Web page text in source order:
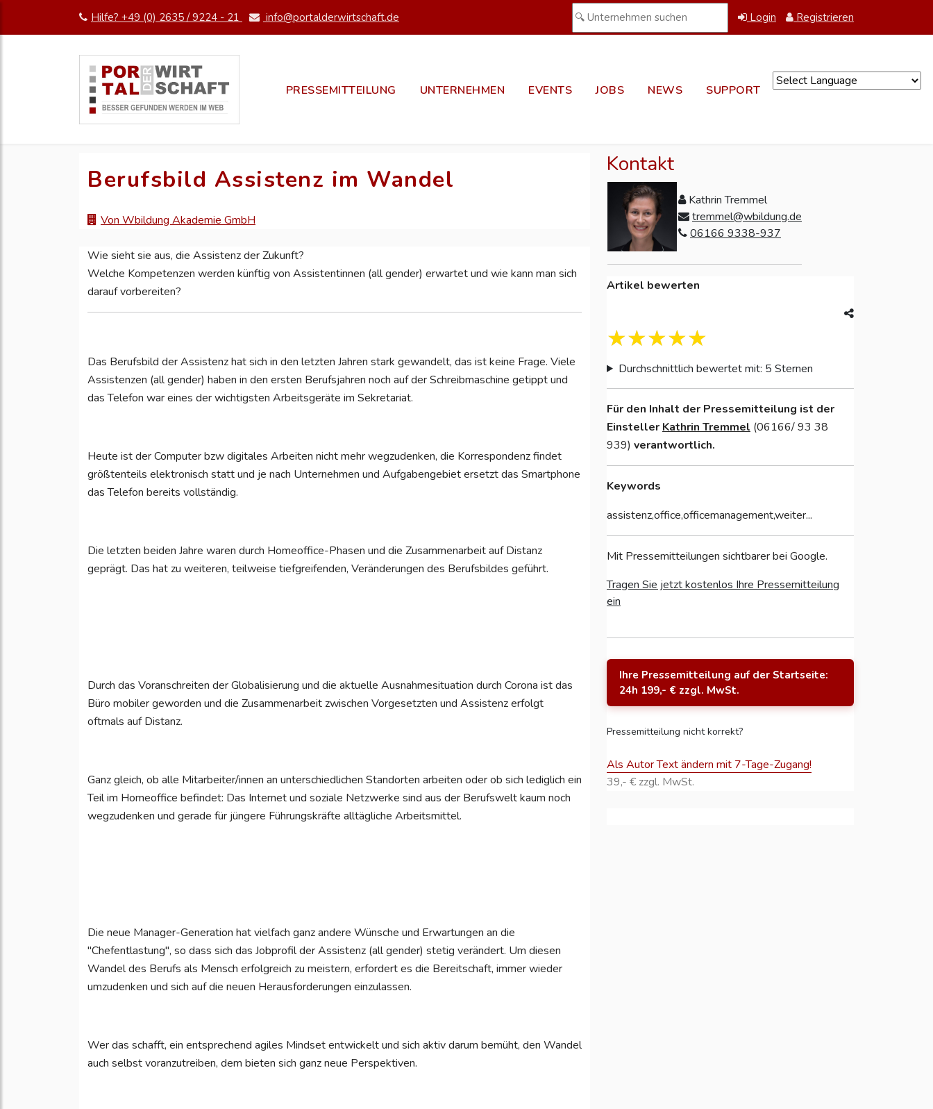
Hilfe? +49 (0) 2635 / 9224 - 21 info@portalderwirtschaft.de Login Registrieren
PRESSEMITTEILUNG UNTERNEHMEN EVENTS JOBS NEWS SUPPORT
Berufsbild Assistenz im Wandel
Von Wbildung Akademie GmbH
Wie sieht sie aus, die Assistenz der Zukunft?
Welche Kompetenzen werden künftig von Assistentinnen (all gender) erwartet und wie kann man sich
darauf vorbereiten?
Das Berufsbild der Assistenz hat sich in den letzten Jahren stark gewandelt, das ist keine Frage. Viele
Assistenzen (all gender) haben in den ersten Berufsjahren noch auf der Schreibmaschine getippt und
das Telefon war eines der wichtigsten Arbeitsgeräte im Sekretariat.
Heute ist der Computer bzw digitales Arbeiten nicht mehr wegzudenken, die Korrespondenz findet
größtenteils elektronisch statt und je nach Unternehmen und Aufgabengebiet ersetzt das Smartphone
das Telefon bereits vollständig.
Die letzten beiden Jahre waren durch Homeoffice-Phasen und die Zusammenarbeit auf Distanz
geprägt. Das hat zu weiteren, teilweise tiefgreifenden, Veränderungen des Berufsbildes geführt.
Durch das Voranschreiten der Globalisierung und die aktuelle Ausnahmesituation durch Corona ist das
Büro mobiler geworden und die Zusammenarbeit zwischen Vorgesetzten und Assistenz erfolgt
oftmals auf Distanz.
Ganz gleich, ob alle Mitarbeiter/innen an unterschiedlichen Standorten arbeiten oder ob sich lediglich ein
Teil im Homeoffice befindet: Das Internet und soziale Netzwerke sind aus der Berufswelt kaum noch
wegzudenken und gerade für jüngere Führungskräfte alltägliche Arbeitsmittel.
Die neue Manager-Generation hat vielfach ganz andere Wünsche und Erwartungen an die
"Chefentlastung", so dass sich das Jobprofil der Assistenz (all gender) stetig verändert. Um diesen
Wandel des Berufs als Mensch erfolgreich zu meistern, erfordert es die Bereitschaft, immer wieder
umzudenken und sich auf die neuen Herausforderungen einzulassen.
Wer das schafft, ein entsprechend agiles Mindset entwickelt und sich aktiv darum bemüht, den Wandel
auch selbst voranzutreiben, dem bieten sich ganz neue Perspektiven.
Kontakt
Kathrin Tremmel
tremmel@wbildung.de
06166 9338-937
Artikel bewerten
Durchschnittlich bewertet mit: 5 Sternen
Für den Inhalt der Pressemitteilung ist der
Einsteller Kathrin Tremmel (06166/ 93 38
939) verantwortlich.
Keywords
assistenz,office,officemanagement,weiter...
Mit Pressemitteilungen sichtbarer bei Google.
Tragen Sie jetzt kostenlos Ihre Pressemitteilung
ein
Ihre Pressemitteilung auf der Startseite:
24h 199,- € zzgl. MwSt.
Pressemitteilung nicht korrekt?
Als Autor Text ändern mit 7-Tage-Zugang!
39,- € zzgl. MwSt.